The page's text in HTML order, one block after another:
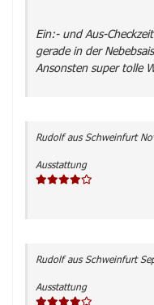
Ein:- und Aus-
gerade in der
Ansonsten super tolle
Rudolfaus Schweinfurt
Ausstattung
Rudolfaus Schweinfurt
Ausstattung